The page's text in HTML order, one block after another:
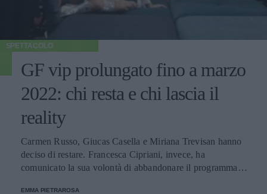
SPETTACOLO
GF vip prolungato fino a marzo
2022: chi resta e chi lascia il
reality
Carmen Russo, Giucas Casella e Miriana Trevisan hanno
deciso di restare. Francesca Cipriani, invece, ha
comunicato la sua volontà di abbandonare il programma.
EMMA PIETRAROSA